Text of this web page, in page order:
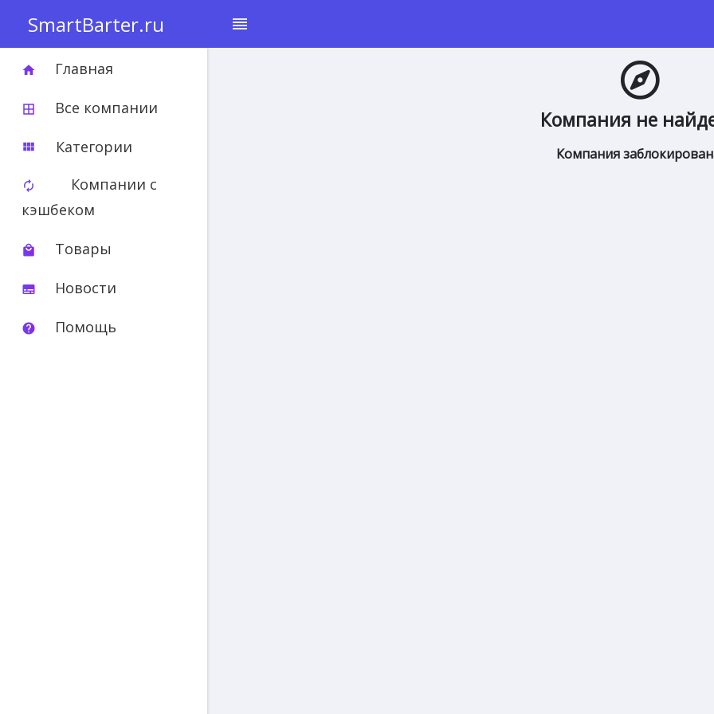
SmartBarter.ru reorder
home Главная
border_all Все компании
view_module Категории
autorenew
Компании с
кэшбеком
local_mall Товары
subtitles Новости
help Помощь
Компания не
Компания